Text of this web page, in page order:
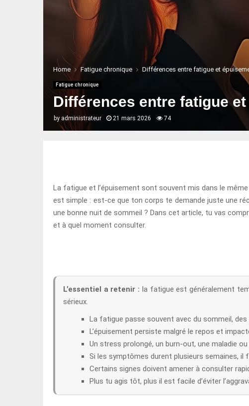
Home Fatigue chronique Différences entre fatigue et
Fatigue chronique
Différences entre fatigue
by administrateur 21 mars 2026 74
La fatigue et l’épuisement sont souvent mis dans le
est simple : est-ce que ton corps te demande juste une
une bonne nuit de sommeil ? Dans cet article, tu vas
et à quel moment consulter.
L’essentiel a retenir : la fatigue est généralement
sérieux.
La fatigue passe souvent avec du sommeil, des
L’épuisement persiste malgré le repos et
Un stress prolongé, un burn-out, une maladie
Si les symptômes durent plusieurs semaines, il
Certains signes doivent amener à consulter
Plus tu agis tôt, plus il est facile d’éviter